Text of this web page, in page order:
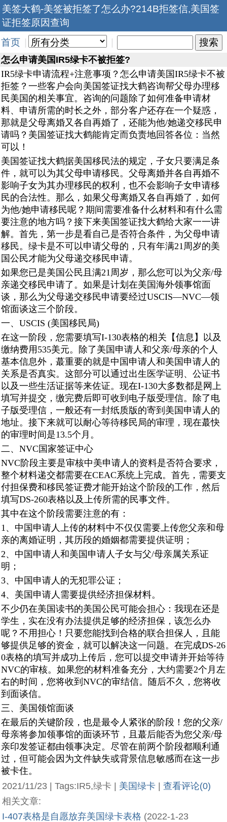
美签大鹤-美签被拒签了怎么办?214B拒签信,美国签
证拒签原因查询
首页
怎么申请美国IR5绿卡不被拒签?
IR5绿卡申请流程+注意事项？怎么申请美国IR5绿卡不被
拒签？一些客户会向美国签证找大鹤咨询帮父母办理移
民美国的相关事宜。咨询的问题除了如何准备申请材
料、申请所需的时长之外，部分客户还存在一个疑惑，
那就是父母离婚又各自再婚了，还能为他/她递交移民申
请吗？美国签证找大鹤能肯定而负责地回答各位：当然
可以！
美国签证找大鹤据美国移民法的规定，子女只要满足条
件，就可以为其父母申请移民。父母离婚并各自再婚不
影响子女为其办理移民的权利，也不会影响子女申请移
民的合法性。那么，如果父母离婚又各自再婚了，如何
为他/她申请移民呢？期间需要准备什么材料和有什么需
要注意的地方吗？接下来美国签证找大鹤给大家一一讲
解。首先，第一步是看自己是否符合条件，为父母申请
移民。绿卡是不可以申请父母的，只有年满21周岁的美
国公民才能为父母递交移民申请。
如果您已是美国公民且满21周岁，那么您可以为父亲/母
亲递交移民申请了。如果是计划在美国海外领事馆面
谈，那么为父母递交移民申请要经过USCIS—NVC—领
馆面谈这三个阶段。
一、USCIS (美国移民局)
在这一阶段，您需要填写I-130表格的相关【信息】以及
缴纳费用535美元。除了美国申请人和父亲/母亲的个人
基本信息外，蕞重要的就是中国申请人和美国申请人的
关系是否真实。这部分可以通过出生医学证明、公证书
以及一些生活证据等来佐证。现在I-130大多数都是网上
填写并提交，缴完费后即可收到电子版受理信。除了电
子版受理信，一般还有一封纸质版的寄到美国申请人的
地址。接下来就可以耐心等待移民局的审理，现在蕞快
的审理时间是13.5个月。
二、NVC国家签证中心
NVC阶段主要是审核中美申请人的资料是否符合要求，
整个材料递交都需要在CEAC系统上完成。首先，需要支
付担保费和移民签证费才能开始这个阶段的工作，然后
填写DS-260表格以及上传所需的民事文件。
其中在这个阶段需要注意的有：
1、中国申请人上传的材料中不仅仅需要上传您父亲和母
亲的离婚证明，其历段的婚姻都需要提供证明；
2、中国申请人和美国申请人子女与父/母亲属关系证
明；
3、中国申请人的无犯罪公证；
4、美国申请人需要提供经济担保材料。
不少仍在美国读书的美国公民可能会担心：我现在还是
学生，实在没有办法提供足够的经济担保，该怎么办
呢？不用担心！只要您能找到合格的联合担保人，且能
够提供足够的资金，就可以解决这一问题。在完成DS-26
0表格的填写并成功上传后，您可以提交申请并开始等待
NVC的审核。如果您的材料准备充分，大约需要2个月左
右的时间，您将收到NVC的审结信。随后不久，您将收
到面谈信。
三、美国领馆面谈
在最后的关键阶段，也是最令人紧张的阶段！您的父亲/
母亲将参加领事馆的面谈环节，且蕞后能否为您父亲/母
亲印发签证都由领事决定。尽管在前两个阶段都顺利通
过，但可能会因为文件缺失或背景信息敏感而在这一步
被卡住。
2021/11/23 | Tags:IR5,绿卡 | 美国绿卡
查看评论(0)
相关文章:
I-407表格是自愿放弃美国绿卡表格 (2022-1-23